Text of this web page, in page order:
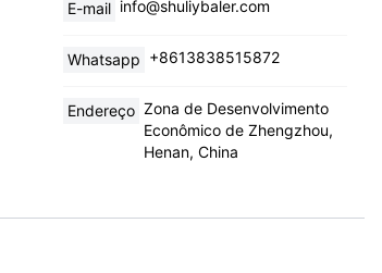
E-mail info@shuliybaler.com
Whatsapp +8613838515872
Endereço Zona de Desenvolvimento
Econômico de Zhengzhou,
Henan, China